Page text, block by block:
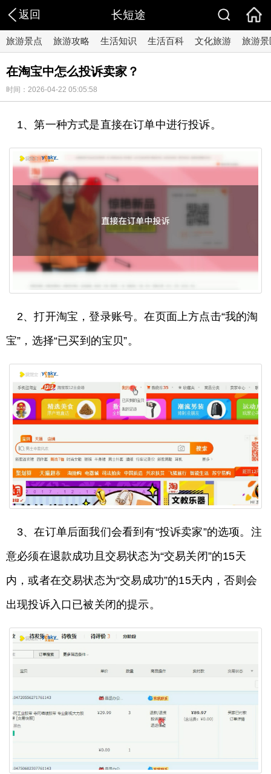
返回 长短途
旅游景点 旅游攻略 生活知识 生活百科 文化旅游 旅游景
在淘宝中怎么投诉卖家？
时间：2026-04-22 05:05:58
1、第一种方式是直接在订单中进行投诉。
2、打开淘宝，登录账号。在页面上方点击“我的淘
宝”，选择“已买到的宝贝”。
3、在订单后面我们会看到有“投诉卖家”的选项。注
意必须在退款成功且交易状态为“交易关闭”的15天
内，或者在交易状态为“交易成功”的15天内，否则会
出现投诉入口已被关闭的提示。